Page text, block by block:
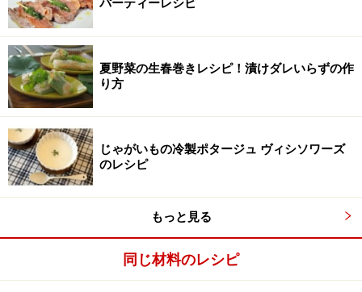
パーティーレシピ
夏野菜の生春巻きレシピ！漬けダレいらずの作
り方
じゃがいもの冷製ポタージュ ヴィシソワーズ
のレシピ
もっと見る
同じ材料のレシピ